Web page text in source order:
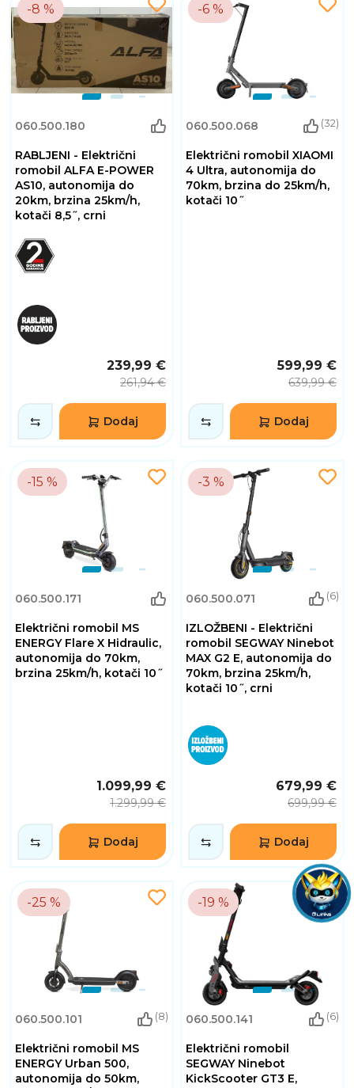
-8 %
060.500.180
RABLJENI - Električni
romobil ALFA E-POWER
AS10, autonomija do
20km, brzina 25km/h,
kotači 8,5˝, crni
239,99 €
261,94 €
Dodaj
-6 %
060.500.068 (32)
Električni romobil XIAOMI
4 Ultra, autonomija do
70km, brzina do 25km/h,
kotači 10˝
599,99 €
639,99 €
Dodaj
-15 %
060.500.171
Električni romobil MS
ENERGY Flare X Hidraulic,
autonomija do 70km,
brzina 25km/h, kotači 10˝
1.099,99 €
1.299,99 €
Dodaj
-3 %
060.500.071 (6)
IZLOŽBENI - Električni
romobil SEGWAY Ninebot
MAX G2 E, autonomija do
70km, brzina 25km/h,
kotači 10˝, crni
679,99 €
699,99 €
Dodaj
-25 %
060.500.101 (8)
Električni romobil MS
ENERGY Urban 500,
autonomija do 50km,
-19 %
060.500.141 (6)
Električni romobil
SEGWAY Ninebot
KickScooter GT3 E,